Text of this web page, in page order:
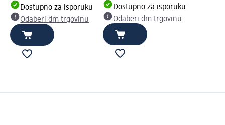
Dostupno za isporuku
Odaberi dm trgovinu
Dostupno za isporuku
Odaberi dm trgovinu